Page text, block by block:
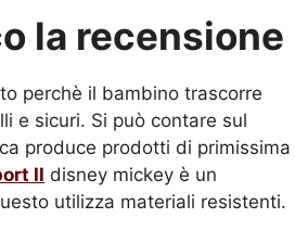
la recensione
perchè il bambino trascorre
e sicuri. Si può contare sul
produce prodotti di primissima
II disney mickey è un
utilizza materiali resistenti.